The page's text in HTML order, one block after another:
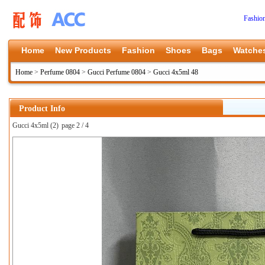
Home New Products Fashion Shoes Bags
Home > Perfume 0804 > Gucci Perfume 0804 > Gucci 4x5ml 48
Product Info
Gucci 4x5ml (2) page 2 / 4
上一张